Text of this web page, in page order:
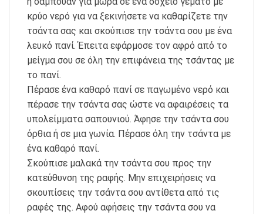
κρύο νερό για να ξεκινήσετε να καθαρίζετε την
τσάντα σας και σκούπισε την τσάντα σου με ένα
λευκό πανί. Έπειτα εφάρμοσε τον αφρό από το
μείγμα σου σε όλη την επιφάνεια της τσάντας με
το πανί.
Πέρασε ένα καθαρό πανί σε παγωμένο νερό και
πέρασε την τσάντα σας ώστε να αφαιρέσεις τα
υπολείμματα σαπουνιού. Άφησε την τσάντα σου
όρθια ή σε μια γωνία. Πέρασε όλη την τσάντα με
ένα καθαρό πανί.
Σκούπισε μαλακά την τσάντα σου προς την
κατεύθυνση της ραφής. Μην επιχειρήσεις να
σκουπίσεις την τσάντα σου αντίθετα από τις
ραφές της. Αφού αφήσεις την τσάντα σου να